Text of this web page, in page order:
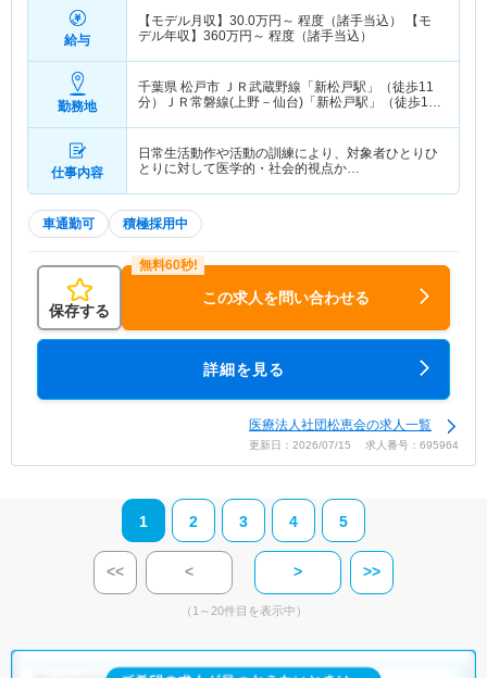
給与
【モデル月収】 30.0万円～ 程度（諸手当込） 【モ
デル年収】 360万円～ 程度（諸手当込）
勤務地
千葉県 松戸市 ＪＲ武蔵野線「新松戸駅」（徒歩11
分）ＪＲ常磐線(上野－仙台)「新松戸駅」（徒歩11
仕事内容
日常生活動作や活動の訓練により、対象者ひとりひ
とりに対して医学的・社会的視点か…
車通勤可 積極採用中
保存する
この求人を問い合わせる
詳細を見る
医療法人社団松恵会の求人一覧
更新日：2026/07/15 求人番号：695964
1 2 3 4 5
<< < > >>
（1～20件目を表示中）